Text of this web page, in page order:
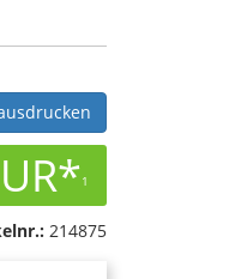
1
214875